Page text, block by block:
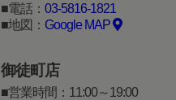
電話： 03-5816-1821
地図： Google MAP
御徒町店
営業時間：11:00～19:00